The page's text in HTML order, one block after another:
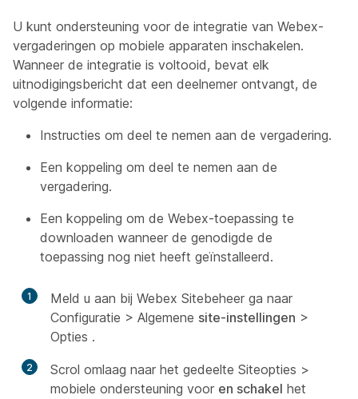
U kunt ondersteuning voor de integratie van Webex-
vergaderingen op mobiele apparaten inschakelen.
Wanneer de integratie is voltooid, bevat elk
uitnodigingsbericht dat een deelnemer ontvangt, de
volgende informatie:
Instructies om deel te nemen aan de vergadering.
Een koppeling om deel te nemen aan de
vergadering.
Een koppeling om de Webex-toepassing te
downloaden wanneer de genodigde de
toepassing nog niet heeft geïnstalleerd.
1
Meld u aan bij Webex Sitebeheer ga naar
Configuratie > Algemene site-instellingen >
Opties .
2
Scrol omlaag naar het gedeelte Siteopties >
mobiele ondersteuning voor en schakel het